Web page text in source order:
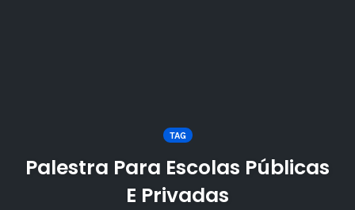
TAG
Palestra Para Escolas Públicas
E Privadas